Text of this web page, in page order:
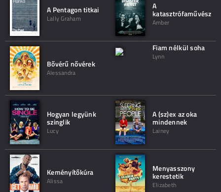
A Pentagon titkai
Lally Graham
A
katasztrófaművész
Amber
Bővérű nővérek
Alessandra
Fiam nélkül soha
Lynn
Hogyan legyünk
szinglik
Lucy
A (sz)ex az oka
mindennek
Lainey
Keményítőkúra
Alissa
Menyasszony
kerestetik
Elizabeth